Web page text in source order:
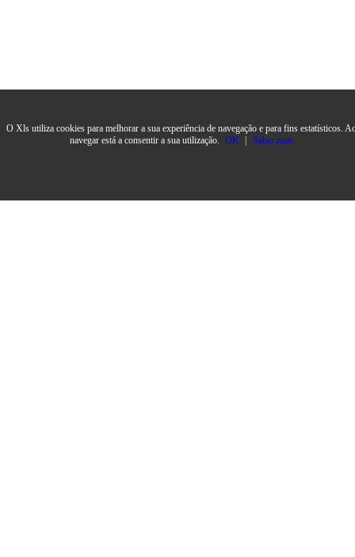
O Xls utiliza cookies para melhorar a sua experiência de navegação e para fins estatísticos.
navegar está a consentir a sua utilização. OK Saber mais